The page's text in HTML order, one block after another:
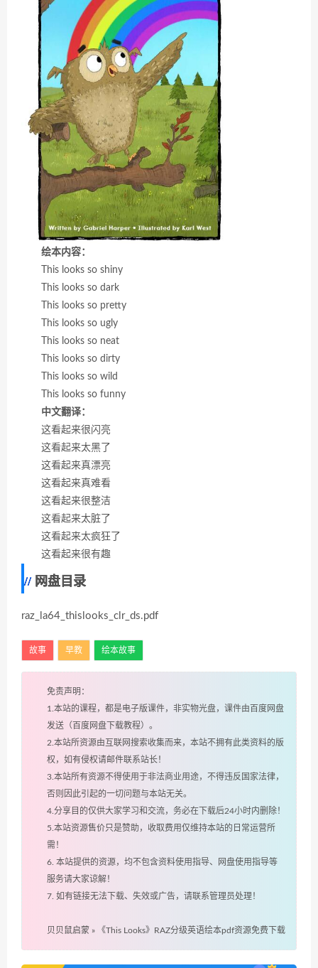
绘本内容：
This looks so shiny
This looks so dark
This looks so pretty
This looks so ugly
This looks so neat
This looks so dirty
This looks so wild
This looks so funny
中文翻译：
这看起来很闪亮
这看起来太黑了
这看起来真漂亮
这看起来真难看
这看起来很整洁
这看起来太脏了
这看起来太疯狂了
这看起来很有趣
网盘目录
raz_la64_thislooks_clr_ds.pdf
故事 早教 绘本故事
免责声明：
1.本站的课程，都是电子版课件，非实物光盘，课件由百度网盘
发送（百度网盘下载教程）。
2.本站所资源由互联网搜索收集而来，本站不拥有此类资料的版
权，如有侵权请邮件联系站长！
3.本站所有资源不得使用于非法商业用途，不得违反国家法律，
否则因此引起的一切问题与本站无关。
4.分享目的仅供大家学习和交流，务必在下载后24小时内删除！
5.本站资源售价只是赞助，收取费用仅维持本站的日常运营所
需！
6. 本站提供的资源，均不包含资料使用指导、网盘使用指导等
服务请大家谅解！
7. 如有链接无法下载、失效或广告，请联系管理员处理！
贝贝鼠启蒙 » 《This Looks》RAZ分级英语绘本pdf资源免费下载